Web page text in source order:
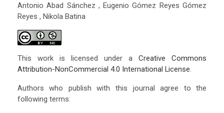
Antonio Abad Sánchez , Eugenio Gómez Reyes Gómez
Reyes , Nikola Batina
This work is licensed under aCreative Commons
Attribution-NonCommercial 4.0 International License.
Authors who publish with this journal agree to the
following terms: